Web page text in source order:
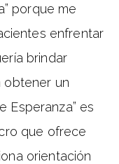
porque me
enfrentar
brindar
obtener un
Esperanza” es
que ofrece
orientación